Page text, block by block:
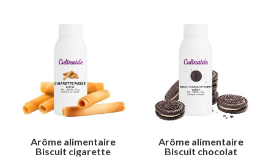
Arôme alimentaire
Biscuit cigarette
Arôme alimentaire
Biscuit chocolat